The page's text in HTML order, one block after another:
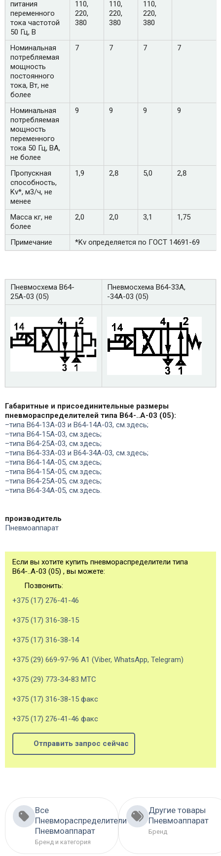
питания
переменного
тока частотой
50 Гц, В
110,
220,
380
110,
220,
380
110,
220,
380
Номинальная
потребляемая
мощность
постоянного
тока, Вт, не
более
7 7 7 7
Номинальная
потребляемая
мощность
переменного
тока 50 Гц, ВА,
не более
9 9 9 9
Пропускная
способность,
Kv*, м3/ч, не
менее
1,9 2,8 5,0 2,8
Масса кг, не
более
2,0 2,0 3,1 1,75
Примечание *Kv определяется по ГОСТ 14691-69
Пневмосхема В64-
25А-03 (05)
Пневмосхема В64-33А,
-34А-03 (05)
Габаритные и присоединительные размеры
пневмораспределителей типа В64-..А-03 (05):
–типа В64-13А-03 и В64-14А-03, см.здесь;
–типа В64-15А-03, см.здесь;
–типа В64-25А-03, см.здесь;
–типа В64-33А-03 и В64-34А-03, см.здесь;
–типа В64-14А-05, см.здесь;
–типа В64-15А-05, см.здесь;
–типа В64-25А-05, см.здесь;
–типа В64-34А-05, см.здесь.
производитель
Пневмоаппарат
Если вы хотите купить пневмораспределители типа
В64-..А-03 (05) , вы можете:
Позвонить:
+375 (17) 276-41-46
+375 (17) 316-38-15
+375 (17) 316-38-14
+375 (29) 669-97-96 А1 (Viber, WhatsApp, Telegram)
+375 (29) 773-34-83 МТС
+375 (17) 316-38-15 факс
+375 (17) 276-41-46 факс
Отправить запрос сейчас
Все
Пневмораспределители
Пневмоаппарат
Бренд и категория
Другие товары
Пневмоаппарат
Бренд